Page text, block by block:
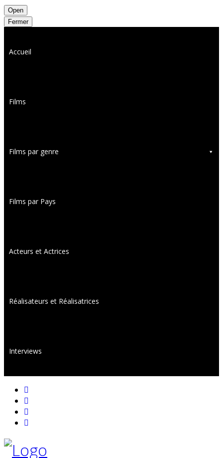
Open
Fermer
Accueil
Films
Films par genre
Films par Pays
Acteurs et Actrices
Réalisateurs et Réalisatrices
Interviews